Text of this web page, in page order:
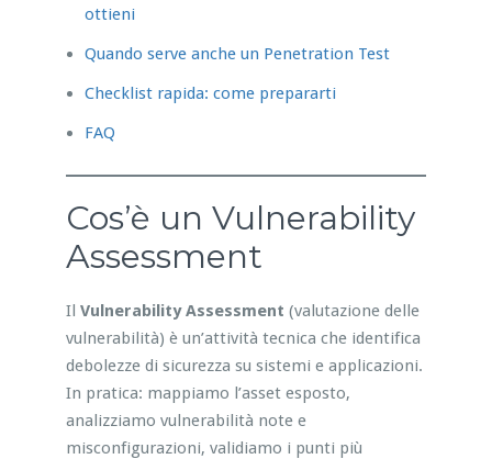
ottieni
Quando serve anche un Penetration Test
Checklist rapida: come prepararti
FAQ
Cos’è un Vulnerability
Assessment
Il Vulnerability Assessment (valutazione delle
vulnerabilità) è un’attività tecnica che identifica
debolezze di sicurezza su sistemi e applicazioni.
In pratica: mappiamo l’asset esposto,
analizziamo vulnerabilità note e
misconfigurazioni, validiamo i punti più